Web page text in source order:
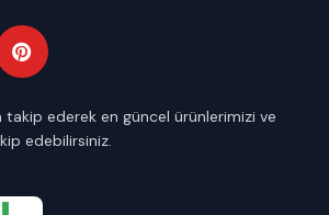
ederek en güncel ürünlerimizi ve
edebilirsiniz.